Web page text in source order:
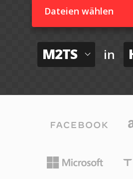
Dateien wählen
M2TS in